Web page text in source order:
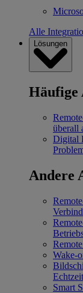
Alle
Lösungen
Häufige
überall
Digital
Andere
Wake-
Echtzeit
Smart